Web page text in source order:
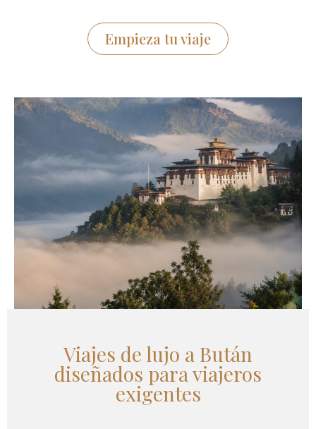
Empieza tu viaje
Viajes de lujo a Bután
diseñados para viajeros
exigentes